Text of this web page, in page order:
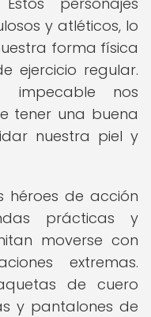
y atléticos, lo
forma física
ejercicio regular.
impecable nos
tener una buena
nuestra piel y
héroes de acción
prácticas y
moverse con
extremas.
de cuero
y pantalones de